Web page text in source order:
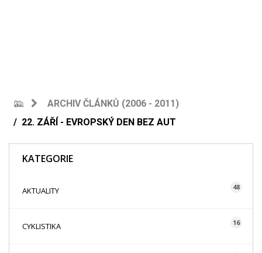
ARCHIV ČLÁNKŮ (2006 - 2011)
22. ZÁŘÍ - EVROPSKÝ DEN BEZ AUT
KATEGORIE
AKTUALITY 48
CYKLISTIKA 16